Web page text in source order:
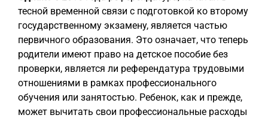
тесной временной связи с подготовкой ко второму
государственному экзамену, является частью
первичного образования. Это означает, что теперь
родители имеют право на детское пособие без
проверки, является ли референдатура трудовыми
отношениями в рамках профессионального
обучения или занятостью. Ребенок, как и прежде,
может вычитать свои профессиональные расходы